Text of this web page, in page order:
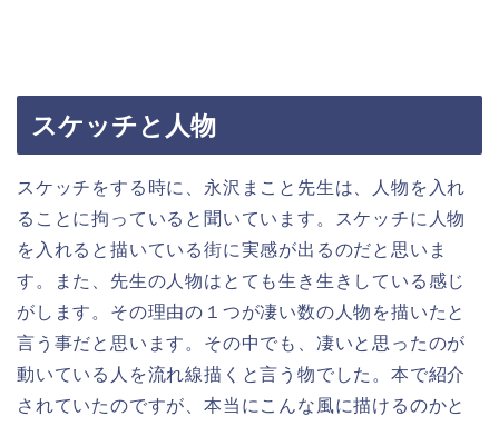
スケッチと人物
スケッチをする時に、永沢まこと先生は、人物を入れ
ることに拘っていると聞いています。スケッチに人物
を入れると描いている街に実感が出るのだと思いま
す。また、先生の人物はとても生き生きしている感じ
がします。その理由の１つが凄い数の人物を描いたと
言う事だと思います。その中でも、凄いと思ったのが
動いている人を流れ線描くと言う物でした。本で紹介
されていたのですが、本当にこんな風に描けるのかと